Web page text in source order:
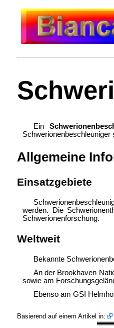
Ein
Allgemeine
Einsatzgebiete
werden. Die
Schwerionenforschung.
Weltweit
Bekannte
An der Brookhaven
sowie am
Ebenso am GSI
Basierend auf einem Artikel in: